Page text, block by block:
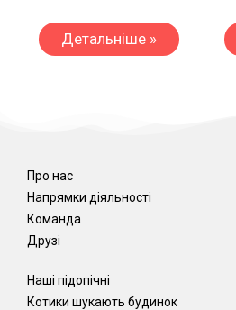
Детальніше »
Про нас
Напрямки діяльності
Команда
Друзі
Наші підопічні
Котики шукають будинок